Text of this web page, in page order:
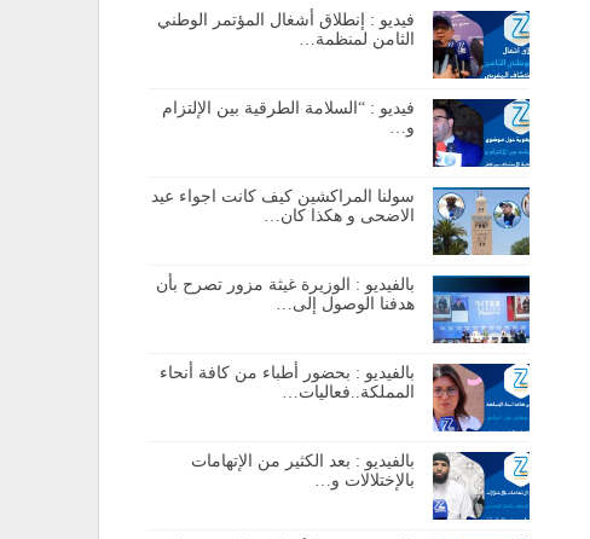
فيديو : إنطلاق أشغال المؤتمر الوطني
الثامن لمنظمة…
فيديو : “السلامة الطرقية بين الإلتزام
و…
سولنا المراكشين كيف كانت اجواء عيد
الاضحى و هكذا كان…
بالفيديو : الوزيرة غيثة مزور تصرح بأن
هدفنا الوصول إلى…
بالفيديو : بحضور أطباء من كافة أنحاء
المملكة..فعاليات…
بالفيديو : بعد الكثير من الإتهامات
بالإختلالات و…